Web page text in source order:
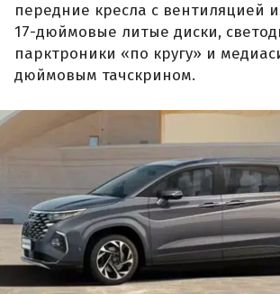
передние кресла с вентиляцией
17-дюймовые литые диски,
парктроники «по кругу» и
дюймовым тачскрином.